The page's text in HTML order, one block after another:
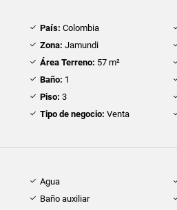
País: Colombia
Zona: Jamundi
Área Terreno: 57 m²
Baño: 1
Piso: 3
Tipo de negocio: Venta
Agua
Baño auxiliar